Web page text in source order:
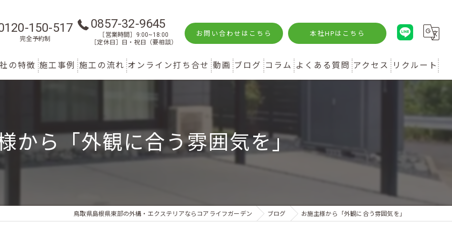
150-517
完全予約制
0857-32-9645
［営業時間］9:00~18:00
［定休日］日・祝日（要相談）
お問い合わせはこちら 本社HPはこちら
の特徴
フォーム
施工事例 施工の流れ オンライン打ち合せ 動画 ブログ コラム よくある質問 アクセス リクルート
から「外観に合う雰囲気を」
鳥取県島根県東部の外構・エクステリアならコアライフガーデン ブログ お施主様から「外観に合う雰囲気を」